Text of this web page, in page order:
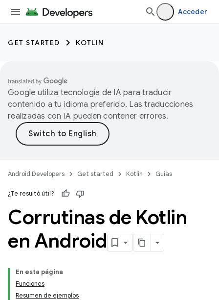
Acceder
GET STARTED KOTLIN
Google utiliza tecnología de IA para traducir
contenido a tu idioma preferido. Las traducciones
realizadas con IA pueden contener errores.
Android Developers Get started Kotlin Guías
¿Te resultó útil?
Corrutinas de Kotlin
en Android
En esta página
Funciones
Resumen de ejemplos